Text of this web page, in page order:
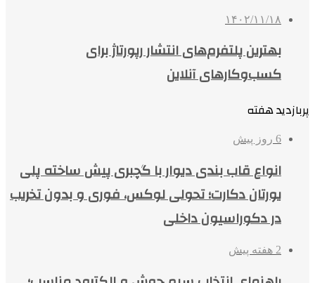
۱۴۰۲/۱۱/۱۸
بهترین پلتفرم‌های انتشار رپورتاژ برای
کسب‌وکارهای آنلاین
پربازدید هفته
6 روز پیش
انواع قاب بندی دیوار با گچبری پیش ساخته پلی
یورتان دکارت؛ تحولی لوکس، فوری و بدون تخریب
در دکوراسیون داخلی
2 هفته پیش